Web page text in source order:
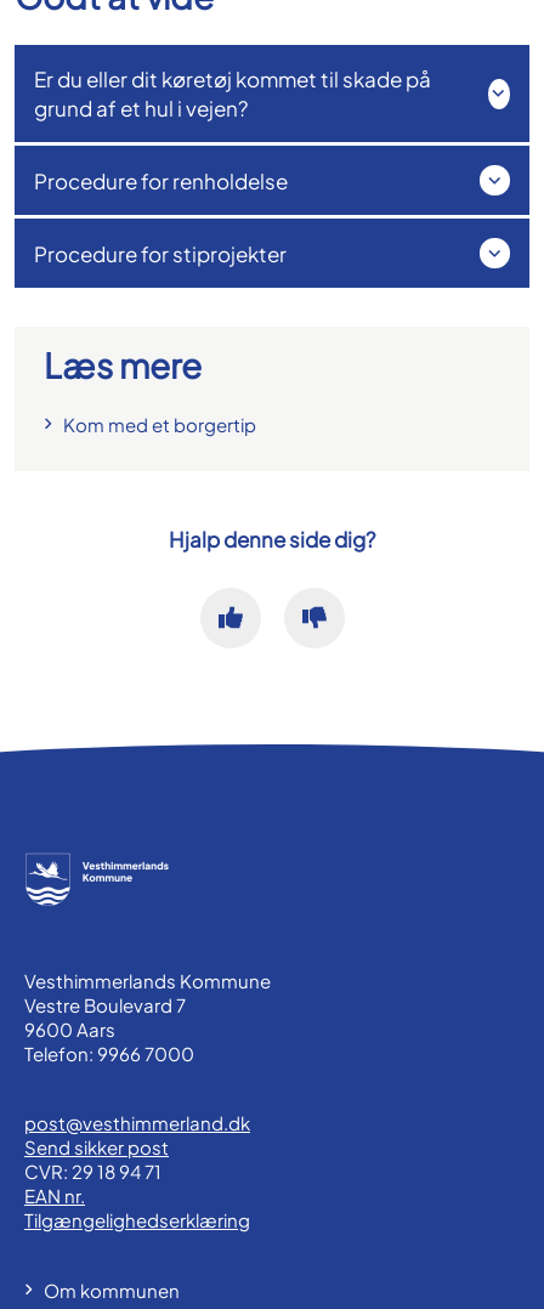
Er du eller dit køretøj kommet til skade på
grund af et hul i vejen?
Procedure for renholdelse
Procedure for stiprojekter
Læs mere
Kom med et borgertip
Hjalp denne side dig?
Vesthimmerlands Kommune
Vestre Boulevard 7
9600 Aars
Telefon: 9966 7000
post@vesthimmerland.dk
Send sikker post
CVR: 29 18 94 71
EAN nr.
Tilgængelighedserklæring
Om kommunen